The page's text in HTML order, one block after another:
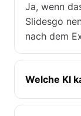
Ja, wenn
Slidesgo
nach dem
Welche KI